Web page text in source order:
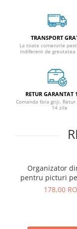
TRANSPORT
La toate comenzile
indiferent de
RETUR GARANTAT
Comanda fara griji.
14 zile
Organizator
pentru picturi
178,00